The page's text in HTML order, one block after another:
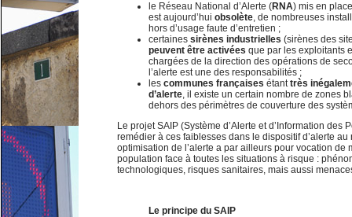
le Réseau National d’Alerte (RNA) mis en
est aujourd’hui obsolète, de nombreuses
hors d’usage faute d’entretien ;
certaines sirènes industrielles (sirènes des
peuvent être activées que par les exploitants
chargées de la direction des opérations de
l’alerte est une des responsabilités ;
les communes françaises étanttrès
d’alerte, il existe un certain nombre de zones
dehors des périmètres de couverture des
Le projet SAIP (Système d’Alerte et d’Information des
remédier à ces faiblesses dans le dispositif d’alerte
optimisation de l’alerte a par ailleurs pour vocation de
population face à toutes les situations à risque :
technologiques, risques sanitaires, mais aussi
Le principe du SAIP